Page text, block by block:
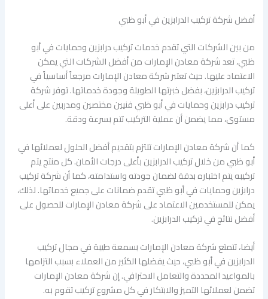
أفضل شركة تركيب الدرابزين في أبو ظبي
من بين الشركات التي تقدم خدمات تركيب درابزين وحمايات في أبو
ظبي، تعد شركة معادن الإمارات من أفضل الشركات التي يمكن
الاعتماد عليها. حيث تعتبر شركة معادن الإمارات مرجعاً أساسياً في
تركيب الدرابزين، بفضل خبرتها الطويلة وجودة خدماتها. توفر شركة
تركيب درابزين وحمايات في أبو ظبي فنيين مختصين ومدربين على أعلى
مستوى، مما يضمن أن عملية التركيب تتم بسرعة ودقة.
كما أن شركة معادن الإمارات تلتزم بتقديم أفضل الحلول لعملائها في
أبو ظبي من خلال تركيب الدرابزين بأعلى درجات الأمان. كل منتج يتم
تركيبه يتم اختباره بدقة لضمان جودته واستدامته، كما أن شركة تركيب
درابزين وحمايات في أبو ظبي تقدم ضمانات على جميع خدماتها. لذلك،
يمكن للمستخدمين الاعتماد على شركة معادن الإمارات للحصول على
أفضل نتائج في تركيب الدرابزين.
أيضا، تتمتع شركة معادن الإمارات بسمعة طيبة في مجال تركيب
الدرابزين في أبو ظبي، حيث يفضلها الكثير من العملاء بسبب التزامها
بالمواعيد المحددة والتعامل الاحترافي. إن شركة معادن الإمارات
تضمن لعملائها التميز والابتكار في كل مشروع تركيب تقوم به.